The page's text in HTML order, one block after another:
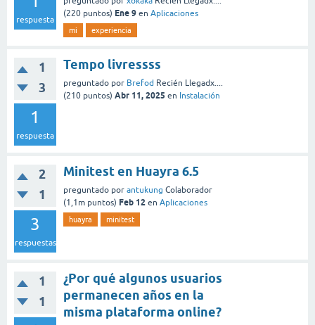
respuesta
(220 puntos) Ene 9 en Aplicaciones
mi experiencia
1
3
1
respuesta
Tempo livressss
preguntado por Brefod Recién Llegadx....
(210 puntos) Abr 11, 2025 en Instalación
2
1
3
respuestas
Minitest en Huayra 6.5
preguntado por antukung Colaborador
(1,1m puntos) Feb 12 en Aplicaciones
huayra minitest
1
1
¿Por qué algunos usuarios
permanecen años en la
misma plataforma online?